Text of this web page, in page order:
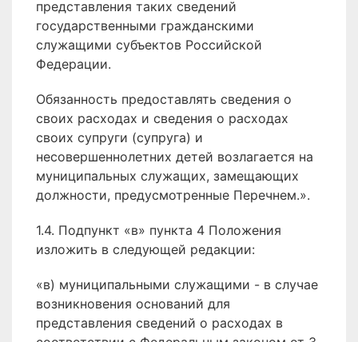
представления таких сведений
государственными гражданскими
служащими субъектов Российской
Федерации.
Обязанность предоставлять сведения о
своих расходах и сведения о расходах
своих супруги (супруга) и
несовершеннолетних детей возлагается на
муниципальных служащих, замещающих
должности, предусмотренные Перечнем.».
1.4. Подпункт «в» пункта 4 Положения
изложить в следующей редакции:
«в) муниципальными служащими - в случае
возникновения оснований для
представления сведений о расходах в